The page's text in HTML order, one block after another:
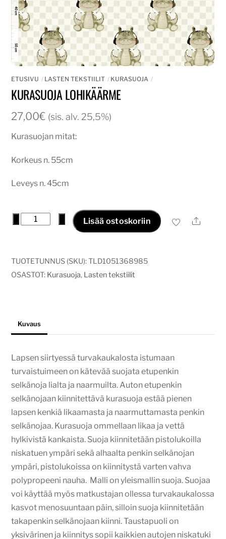
ETUSIVU LASTEN TEKSTIILIT KURASUOJA
KURASUOJA LOHIKÄÄRME
27,00€ (sis. alv. 25,5%)
Kurasuojan mitat:
Korkeus n. 55cm
Leveys n. 45cm
Kurasuoja
Lisää ostoskoriin Ale
TUOTETUNNUS (SKU):TLD1051368985
OSASTOT: Kurasuoja, Lasten tekstiilit
Kuvaus
Lapsen siirtyessä turvakaukalosta istumaan
turvaistuimeen on kätevää suojata etupenkin
selkänoja lialta ja naarmuilta. Auton etupenkin
selkänojaan kiinnitettävä kurasuoja estää pienen
lapsen kenkiä likaamasta ja naarmuttamasta penkin
selkänojaa. Kurasuoja ommellaan likaa ja vettä
hylkivistä kankaista. Suoja kiinnitetään pistolukoilla
niskatuen ympäri sekä alhaalta penkin selkänojan
ympäri, pistolukoissa on kiinnitystä varten vahva
polypropeeni nauha. Malli on yleismallin suoja. Suojaa
voi käyttää myös matkustajan ollessa turvakaukalossa
kasvot menosuuntaan päin, silloin suoja kiinnitetään
takapenkin selkänojaan kiinni. Taustapuoli on
yksivärinen ja kiinnitys sopii kaikkien autojen niskatuki